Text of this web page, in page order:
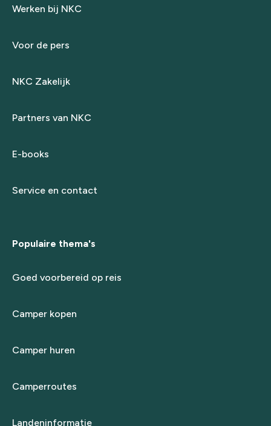
Werken bij NKC
Voor de pers
NKC Zakelijk
Partners van NKC
E-books
Service en contact
Populaire thema's
Goed voorbereid op reis
Camper kopen
Camper huren
Camperroutes
Landeninformatie